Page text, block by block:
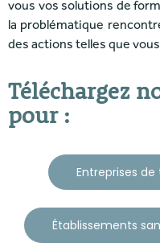
vous vos solutions de
la problématique
des actions telles que
Téléchargez
pour :
Entreprises
Établissements